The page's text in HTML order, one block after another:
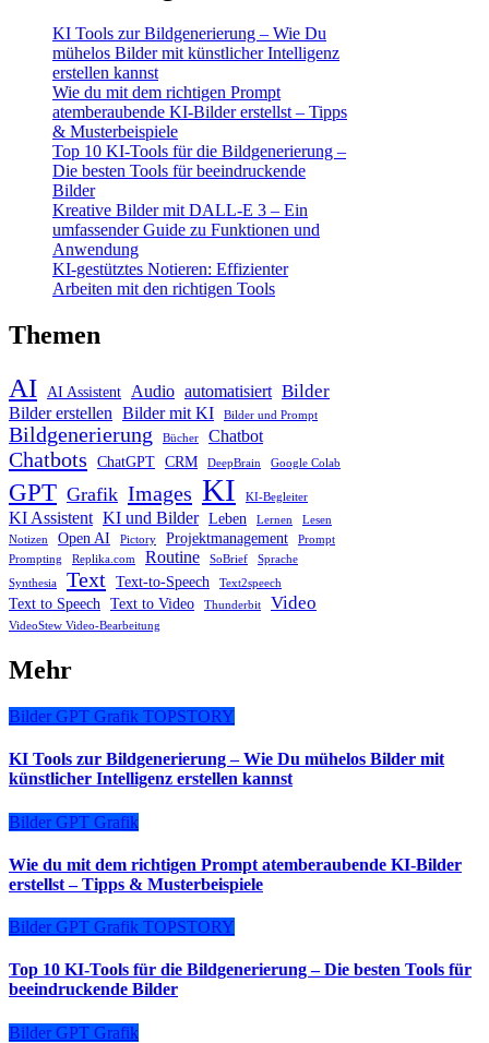
KI Tools zur Bildgenerierung – Wie Du
mühelos Bilder mit künstlicher Intelligenz
erstellen kannst
Wie du mit dem richtigen Prompt
atemberaubende KI-Bilder erstellst – Tipps
& Musterbeispiele
Top 10 KI-Tools für die Bildgenerierung –
Die besten Tools für beeindruckende
Bilder
Kreative Bilder mit DALL-E 3 – Ein
umfassender Guide zu Funktionen und
Anwendung
KI-gestütztes Notieren: Effizienter
Arbeiten mit den richtigen Tools
Themen
AI AI Assistent Audio automatisiert Bilder
Bilder erstellen Bilder mit KI Bilder und Prompt
Bildgenerierung Bücher Chatbot
Chatbots ChatGPT CRM DeepBrain Google Colab
GPT Grafik Images KI KI-Begleiter
KI Assistent KI und Bilder Leben Lernen
Lesen
Notizen
Open AI Pictory Projektmanagement
Prompt
Prompting
Replika.com Routine SoBrief
Sprache
Synthesia
Text Text-to-Speech Text2speech
Text to Speech Text to Video Thunderbit Video
VideoStew Video-Bearbeitung
Mehr
Bilder GPT Grafik TOPSTORY
KI Tools zur Bildgenerierung – Wie Du mühelos Bilder mit
künstlicher Intelligenz erstellen kannst
Bilder GPT Grafik
Wie du mit dem richtigen Prompt atemberaubende KI-Bilder
erstellst – Tipps & Musterbeispiele
Bilder GPT Grafik TOPSTORY
Top 10 KI-Tools für die Bildgenerierung – Die besten Tools für
beeindruckende Bilder
Bilder GPT Grafik